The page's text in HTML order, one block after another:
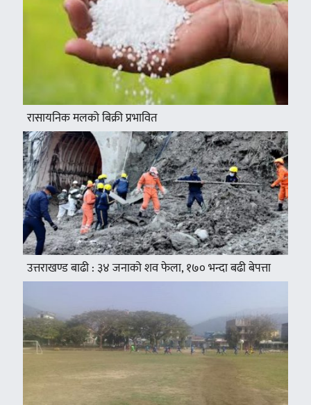
रासायनिक मलको बिक्री प्रभावित
उत्तराखण्ड बाढी : ३४ जनाको शव फेला, १७० भन्दा बढी बेपत्ता